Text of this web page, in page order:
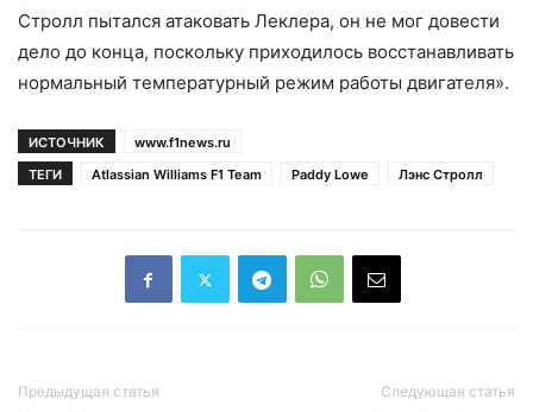
Стролл пытался атаковать Леклера, он не мог довести
дело до конца, поскольку приходилось восстанавливать
нормальный температурный режим работы двигателя».
ИСТОЧНИК
www.f1news.ru
ТЕГИ
Atlassian Williams F1 Team Paddy Lowe Лэнс Стролл
Предыдущая статья Следующая статья